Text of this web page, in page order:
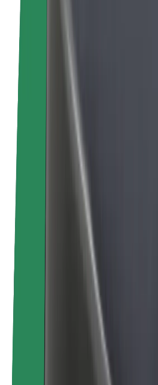
รายได้ของพนักงานส่งของ
พาร์ทเนอร์ร้านอาหาร Bolt